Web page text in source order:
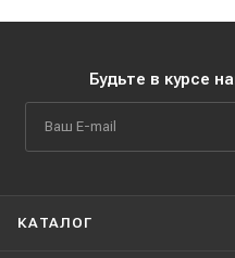
Будьте в курсе
КАТАЛОГ